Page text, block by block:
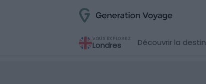
VOUS EXPLOREZ
Londres Découvrir la